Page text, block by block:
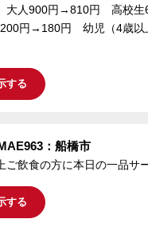
大人900円→810円 高校
円→180円 幼児（4歳以
する
：船橋市
ご飲食の方に本日の一品サ
する